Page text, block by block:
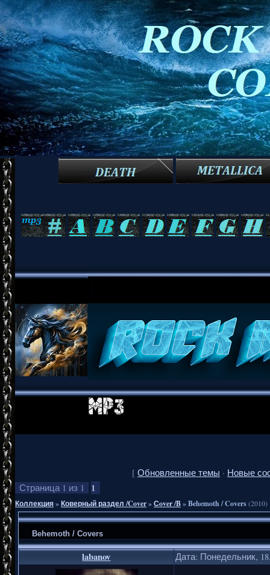
[ Обновленные темы · Новые
Страница 1 из 1 1
Коллекция»Коверный раздел /Cover»Сover /B»Behemoth / Covers(2010)
Behemoth / Covers
labanov Дата: Понедельник,